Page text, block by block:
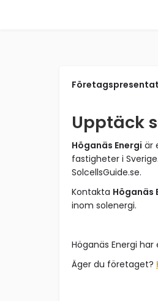
Upptäck
Höganäs Energi är
fastigheter i Sverige.
SolcellsGuide.se.
Kontakta Höganäs
inom solenergi.
Höganäs Energi
Äger du företaget?